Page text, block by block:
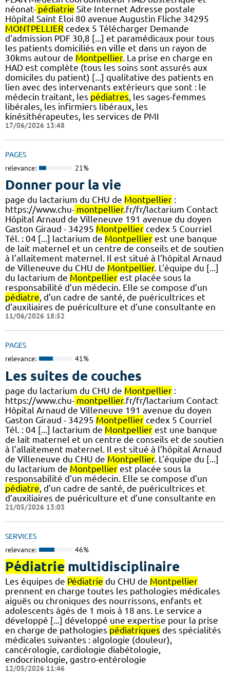
néonat- pédiatrie Site Internet Adresse postale
Hôpital Saint Eloi 80 avenue Augustin Fliche 34295
MONTPELLIER cedex 5 Télécharger Demande
d'admission PDF 30,8 [...] et paramédicaux pour tous
les patients domiciliés en ville et dans un rayon de
30kms autour de Montpellier. La prise en charge en
HAD est complète (tous les soins sont assurés aux
domiciles du patient) [...] qualitative des patients en
lien avec des intervenants extérieurs que sont : le
médecin traitant, les pédiatres, les sages-femmes
libérales, les infirmiers libéraux, les
kinésithérapeutes, les services de PMI
17/06/2026 13:48
PAGES
relevance: 21%
Donner pour la vie
page du lactarium du CHU de Montpellier :
https://www.chu- montpellier.fr/fr/lactarium Contact
Hôpital Arnaud de Villeneuve 191 avenue du doyen
Gaston Giraud - 34295 Montpellier cedex 5 Courriel
Tél. : 04 [...] lactarium de Montpellier est une banque
de lait maternel et un centre de conseils et de soutien
à l’allaitement maternel. Il est situé à l’hôpital Arnaud
de Villeneuve du CHU de Montpellier. L’équipe du [...]
du lactarium de Montpellier est placée sous la
responsabilité d’un médecin. Elle se compose d’un
pédiatre, d’un cadre de santé, de puéricultrices et
d’auxiliaires de puériculture et d’une consultante en
11/06/2026 18:52
PAGES
relevance: 41%
Les suites de couches
page du lactarium du CHU de Montpellier :
https://www.chu- montpellier.fr/fr/lactarium Contact
Hôpital Arnaud de Villeneuve 191 avenue du doyen
Gaston Giraud - 34295 Montpellier cedex 5 Courriel
Tél. : 04 [...] lactarium de Montpellier est une banque
de lait maternel et un centre de conseils et de soutien
à l’allaitement maternel. Il est situé à l’hôpital Arnaud
de Villeneuve du CHU de Montpellier. L’équipe du [...]
du lactarium de Montpellier est placée sous la
responsabilité d’un médecin. Elle se compose d’un
pédiatre, d’un cadre de santé, de puéricultrices et
d’auxiliaires de puériculture et d’une consultante en
21/05/2026 13:03
SERVICES
relevance: 46%
Pédiatrie multidisciplinaire
Les équipes de Pédiatrie du CHU de Montpellier
prennent en charge toutes les pathologies médicales
aiguës ou chroniques des nourrissons, enfants et
adolescents âgés de 1 mois à 18 ans. Le service a
développé [...] développé une expertise pour la prise
en charge de pathologies pédiatriques des spécialités
médicales suivantes : algologie (douleur),
cancérologie, cardiologie diabétologie,
endocrinologie, gastro-entérologie
12/05/2026 11:46